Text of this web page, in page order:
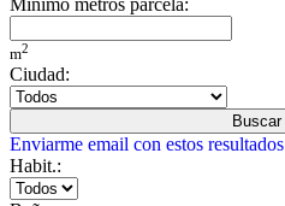
m2
Ciudad:
Buscar
Enviarme email con estos resultados
Habit.: